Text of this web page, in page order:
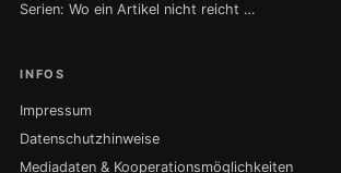
Serien: Wo ein Artikel nicht reicht …
INFOS
Impressum
Datenschutzhinweise
Mediadaten & Kooperationsmöglichkeiten